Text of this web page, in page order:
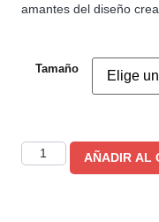
amantes del diseño
Tamaño
AÑADIR AL